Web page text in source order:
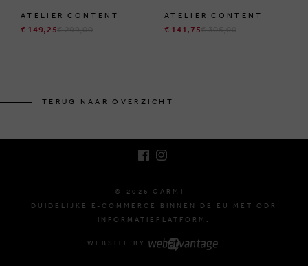
ATELIER CONTENT
€ 149,25€ 299,00
ATELIER CONTENT
€ 141,75€ 305,00
TERUG NAAR OVERZICHT
© 2026 CARMI -
DUIDELIJKE E-COMMERCE BINNEN DE EU MET ODR
INFORMATIEPLATFORM.
WEBSITE BY